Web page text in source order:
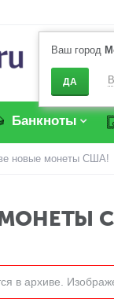
Ваш город
ДА
Банкноты
новые монеты США!
в архиве.